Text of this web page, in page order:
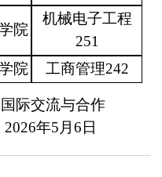
院
机械电子工程
251
院 工商管理242
国际交流与合作
6年5 月6日